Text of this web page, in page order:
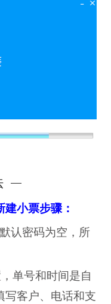
小票步骤：
认密码为空，所
单号和时间是自
写客户、电话和支